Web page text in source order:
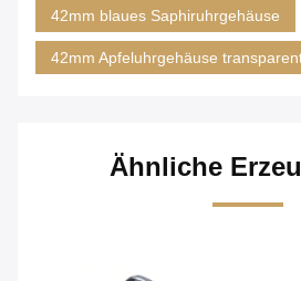
42mm blaues Saphiruhrgehäuse
42mm Apfeluhrgehäuse
Ähnliche